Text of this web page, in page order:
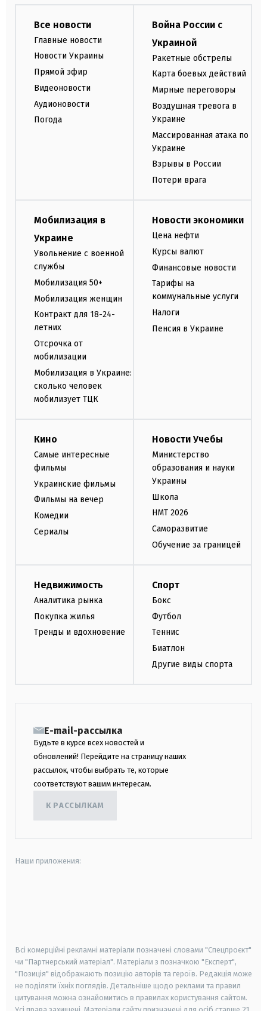
Все новости
Главные новости
Новости Украины
Прямой эфир
Видеоновости
Аудионовости
Погода
Война России с
Украиной
Ракетные обстрелы
Карта боевых действий
Мирные переговоры
Воздушная тревога в
Украине
Массированная атака по
Украине
Взрывы в России
Потери врага
Мобилизация в
Украине
Увольнение с военной
службы
Мобилизация 50+
Мобилизация женщин
Контракт для 18-24-
летних
Отсрочка от
мобилизации
Мобилизация в Украине:
сколько человек
мобилизует ТЦК
Новости экономики
Цена нефти
Курсы валют
Финансовые новости
Тарифы на
коммунальные услуги
Налоги
Пенсия в Украине
Кино
Самые интересные
фильмы
Украинские фильмы
Фильмы на вечер
Комедии
Сериалы
Новости Учебы
Министерство
образования и науки
Украины
Школа
НМТ 2026
Саморазвитие
Обучение за границей
Недвижимость
Аналитика рынка
Покупка жилья
Тренды и вдохновение
Спорт
Бокс
Футбол
Теннис
Биатлон
Другие виды спорта
E-mail-рассылка
Будьте в курсе всех новостей и
обновлений! Перейдите на страницу наших
рассылок, чтобы выбрать те, которые
соответствуют вашим интересам.
К РАССЫЛКАМ
Наши приложения:
Всі комерційні рекламні матеріали позначені словами "Спецпроєкт"
чи "Партнерський матеріал". Матеріали з позначкою "Експерт",
"Позиція" відображають позицію авторів та героїв. Редакція може
не поділяти їхніх поглядів. Детальніше щодо реклами та правил
цитування можна ознайомитись в правилах користування сайтом.